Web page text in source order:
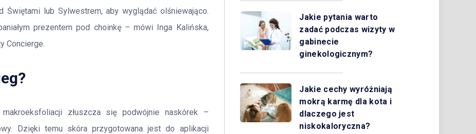
lub Sylwestrem, aby wyglądać olśniewająco.
prezentem pod choinkę – mówi Inga Kalińska,
Concierge.
złuszcza się podwójnie naskórek –
Dzięki temu skóra przygotowana jest do aplikacji
Jakie pytania warto
zadać podczas wizyty w
gabinecie
ginekologicznym?
Jakie cechy wyróżniają
mokrą karmę dla kota i
dlaczego jest
niskokaloryczna?